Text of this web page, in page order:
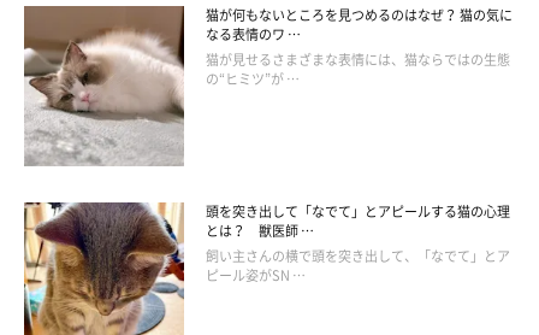
また、トイレの掃除をおろそかにすることも、猫は快適に使えず
に不満に思ってしまいます。
猫が何もないところを見つめるのはなぜ？ 猫の気に
なる表情のワ …
猫が見せるさまざまな表情には、猫ならではの生態
の“ヒミツ”が …
頭を突き出して「なでて」とアピールする猫の心理
とは？ 獣医師 …
飼い主さんの横で頭を突き出して、「なでて」とア
ピール姿がSN …